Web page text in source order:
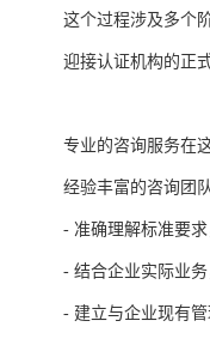
这个过程涉及多个
迎接认证机构的正
专业的咨询服务在
经验丰富的咨询团
- 准确理解标准要
- 结合企业实际业
- 建立与企业现有